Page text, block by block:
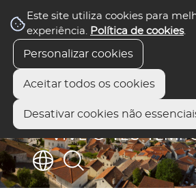
Este site utiliza cookies para
experiência. Política de cookies.
Personalizar cookies
Aceitar todos os cookies
Desativar cookies não